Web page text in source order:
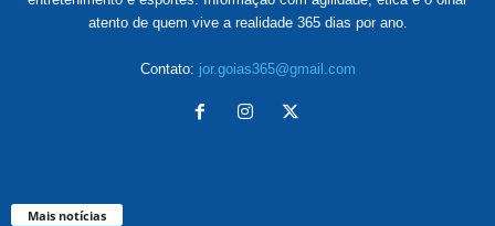
atento de quem vive a realidade 365 dias por ano.
Contato: jor.goias365@gmail.com
Mais notícias